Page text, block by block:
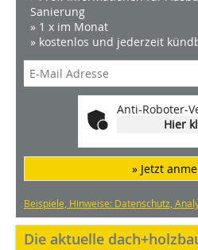
Sanierung
» 1 x im Monat
» kostenlos und jederzeit
Anti-Roboter-
Hier
» Jetzt
Beispiele, Hinweise: Datenschutz,
Die aktuelle